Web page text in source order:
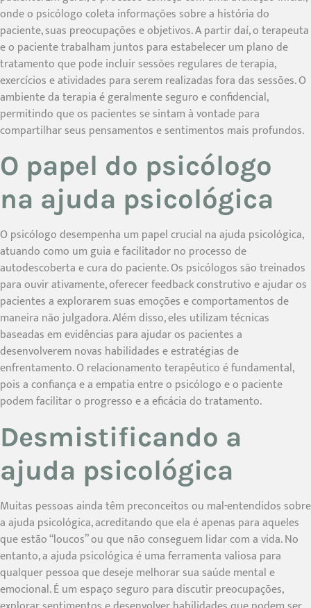
onde o psicólogo coleta informações sobre a história do
paciente, suas preocupações e objetivos. A partir daí, o terapeuta
e o paciente trabalham juntos para estabelecer um plano de
tratamento que pode incluir sessões regulares de terapia,
exercícios e atividades para serem realizadas fora das sessões. O
ambiente da terapia é geralmente seguro e confidencial,
permitindo que os pacientes se sintam à vontade para
compartilhar seus pensamentos e sentimentos mais profundos.
O papel do psicólogo
na ajuda psicológica
O psicólogo desempenha um papel crucial na ajuda psicológica,
atuando como um guia e facilitador no processo de
autodescoberta e cura do paciente. Os psicólogos são treinados
para ouvir ativamente, oferecer feedback construtivo e ajudar os
pacientes a explorarem suas emoções e comportamentos de
maneira não julgadora. Além disso, eles utilizam técnicas
baseadas em evidências para ajudar os pacientes a
desenvolverem novas habilidades e estratégias de
enfrentamento. O relacionamento terapêutico é fundamental,
pois a confiança e a empatia entre o psicólogo e o paciente
podem facilitar o progresso e a eficácia do tratamento.
Desmistificando a
ajuda psicológica
Muitas pessoas ainda têm preconceitos ou mal-entendidos sobre
a ajuda psicológica, acreditando que ela é apenas para aqueles
que estão “loucos” ou que não conseguem lidar com a vida. No
entanto, a ajuda psicológica é uma ferramenta valiosa para
qualquer pessoa que deseje melhorar sua saúde mental e
emocional. É um espaço seguro para discutir preocupações,